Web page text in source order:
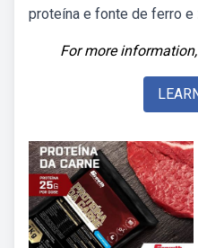
proteína e fonte de ferro e
For more